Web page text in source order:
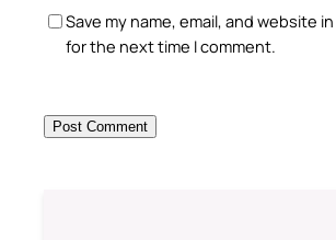
Save my name, email, and website
for the next time I comment.